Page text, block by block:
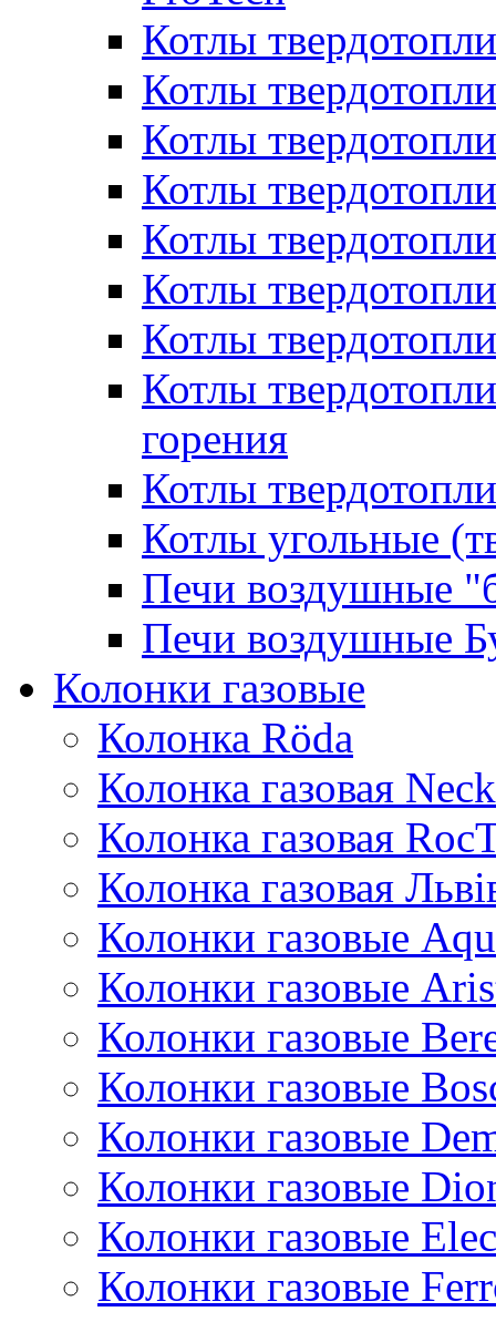
Котлы
Котлы
Котлы
Котлы
Котлы
Котлы
Котлы
Котлы
горения
Котлы
Котлы угольные
Печи воздушные
Печи воздушные
Колонки газовые
Колонка Rӧda
Колонка газовая
Колонка газовая
Колонка газовая
Колонки газовые
Колонки газовые
Колонки газовые
Колонки газовые
Колонки газовые
Колонки газовые
Колонки газовые
Колонки газовые